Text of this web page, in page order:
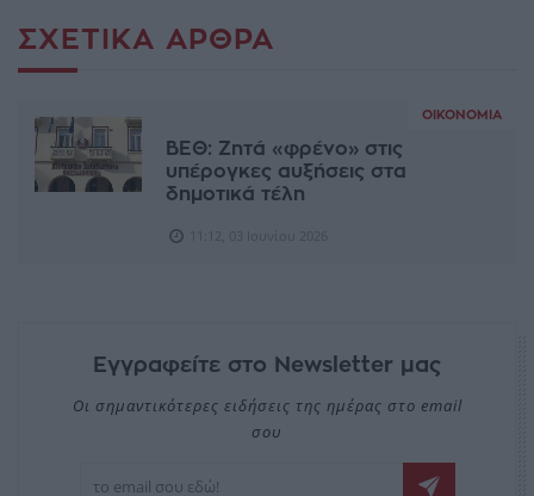
ΣΧΕΤΙΚΆ ΆΡΘΡΑ
ΟΙΚΟΝΟΜΊΑ
ΒΕΘ: Ζητά «φρένο» στις
υπέρογκες αυξήσεις στα
δημοτικά τέλη
Εγγραφείτε στο Newsletter μας
Οι σημαντικότερες ειδήσεις της ημέρας στο email
σου